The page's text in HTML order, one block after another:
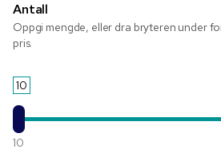
Antall
Oppgi mengde, eller dra bryteren under
pris.
10
10